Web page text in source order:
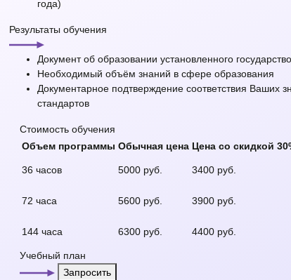
года)
Результаты обучения
Документ об образовании установленного
Необходимый объём знаний в сфере образования
Документарное подтверждение соответствия
стандартов
Стоимость обучения
Объем программы Обычная цена Цена со скидкой
36 часов 5000 руб. 3400 руб.
72 часа 5600 руб. 3900 руб.
144 часа 6300 руб. 4400 руб.
Учебный план
Запросить